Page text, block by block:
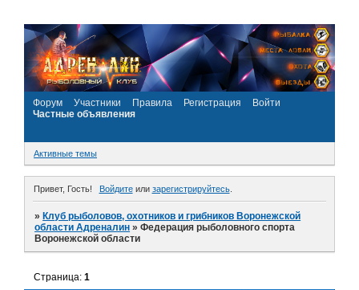
Форум Участники Правила Регистрация
Войти
Частные объявления
Активные темы
Привет, Гость! Войдитеили зарегистрируйтесь.
»Клуб рыболовов, охотников и грибников Воронежской
области Адреналин »Федерация рыболовного спорта
Воронежской области
Страница:1